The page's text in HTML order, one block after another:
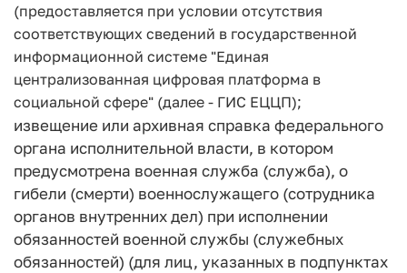
(предоставляется при условии отсутствия
соответствующих сведений в государственной
информационной системе "Единая
централизованная цифровая платформа в
социальной сфере" (далее - ГИС ЕЦЦП);
извещение или архивная справка федерального
органа исполнительной власти, в котором
предусмотрена военная служба (служба), о
гибели (смерти) военнослужащего (сотрудника
органов внутренних дел) при исполнении
обязанностей военной службы (служебных
обязанностей) (для лиц, указанных в подпунктах